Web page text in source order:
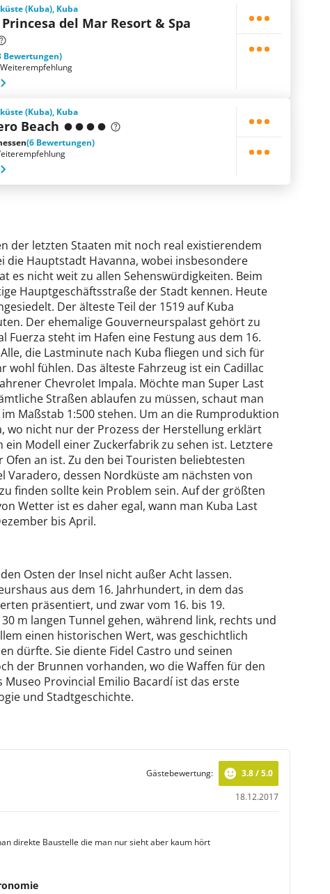
(Kuba), Kuba
del Mar Resort & Spa
Bewertungen)
Weiterempfehlung
(Kuba), Kuba
Beach
(6 Bewertungen)
der letzten Staaten mit noch real existierendem
die Hauptstadt Havanna, wobei insbesondere
es nicht weit zu allen Sehenswürdigkeiten. Beim
Hauptgeschäftsstraße der Stadt kennen. Heute
Der älteste Teil der 1519 auf Kuba
Der ehemalige Gouverneurspalast gehört zu
steht im Hafen eine Festung aus dem 16.
die Lastminute nach Kuba fliegen und sich für
fühlen. Das älteste Fahrzeug ist ein Cadillac
Chevrolet Impala. Möchte man Super Last
Straßen ablaufen zu müssen, schaut man
Maßstab 1:500 stehen. Um an die Rumproduktion
wo nicht nur der Prozess der Herstellung erklärt
Modell einer Zuckerfabrik zu sehen ist. Letztere
an ist. Zu den bei Touristen beliebtesten
Varadero, dessen Nordküste am nächsten von
finden sollte kein Problem sein. Auf der größten
Wetter ist es daher egal, wann man Kuba Last
bis April.
Osten der Insel nicht außer Acht lassen.
aus dem 16. Jahrhundert, in dem das
präsentiert, und zwar vom 16. bis 19.
m langen Tunnel gehen, während link, rechts und
einen historischen Wert, was geschichtlich
dürfte. Sie diente Fidel Castro und seinen
der Brunnen vorhanden, wo die Waffen für den
Provincial Emilio Bacardí ist das erste
und Stadtgeschichte.
18.12.2017
Gästebewertung: 3.8 / 5.0
direkte Baustelle die man nur sieht aber kaum hört